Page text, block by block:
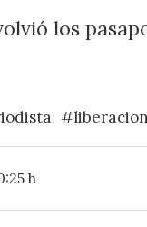
los
#liberacion
h